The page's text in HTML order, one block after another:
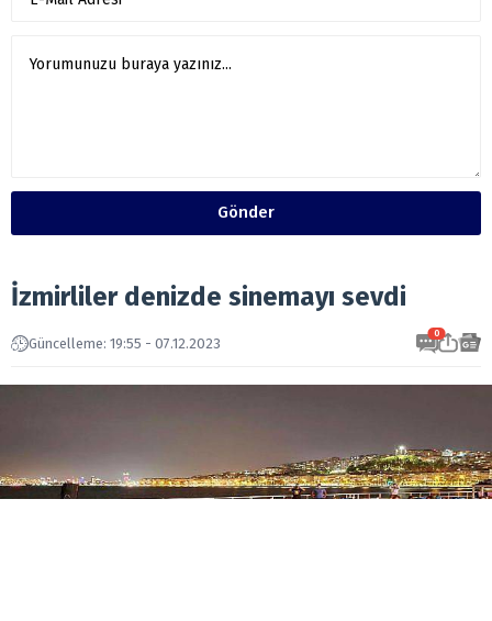
Gönder
İzmirliler denizde sinemayı sevdi
Güncelleme: 19:55 - 07.12.2023
0